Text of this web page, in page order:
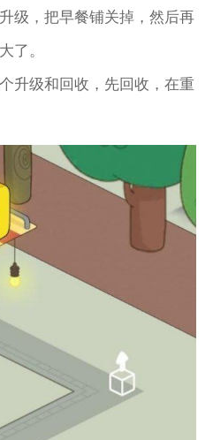
，把早餐铺关掉，然后再
了。
级和回收，先回收，在重